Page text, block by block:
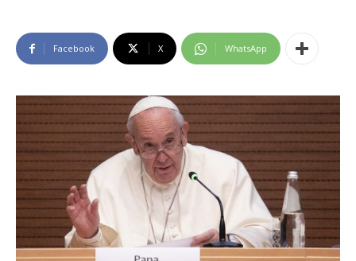
Facebook X WhatsApp